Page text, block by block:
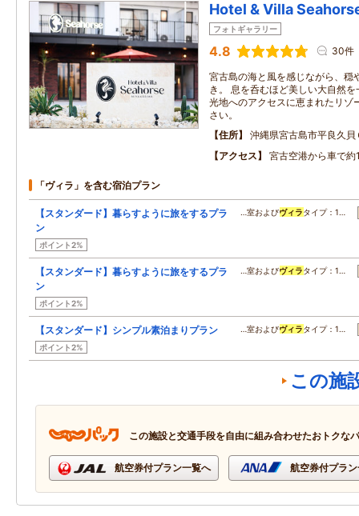
Hotel & Villa
フォトギャラリー
4.8 30件
宮古島の海と風を感じながら、穏
き。 息を呑むほど美しい大自然
光地へのアクセスに恵まれたリゾ
さい。
住所
沖縄県宮古島市平良久貝
アクセス
宮古空港から車で約
「ヴィラ」を含む宿泊プラン
【スタンダード】暮らすように旅をするプラ
ン
ポイント2%
…室およびヴィラタイプ：1…
【スタンダード】暮らすように旅をするプラ
ン
ポイント2%
…室およびヴィラタイプ：1…
【スタンダード】シンプル素泊まりプラン
ポイント2%
…室およびヴィラタイプ：1…
この施
この施設と交通手段を自由に組み合わせたおトクな
航空券付プラン一覧へ 航空券付プラ